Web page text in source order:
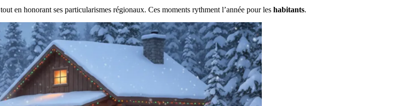
tout en honorant ses particularismes régionaux. Ces moments rythment l’année pour les habitants.